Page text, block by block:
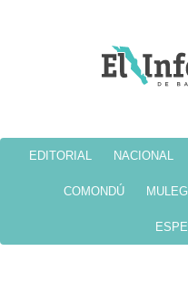
EDITORIAL NACIONAL
COMONDÚ